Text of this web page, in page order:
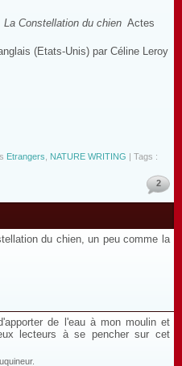
La Constellation du chien Actes
(Etats-Unis) par Céline Leroy
Etrangers NATURE WRITING | Tags :
2
du chien, un peu comme la
de l'eau à mon moulin et
lecteurs à se pencher sur cet